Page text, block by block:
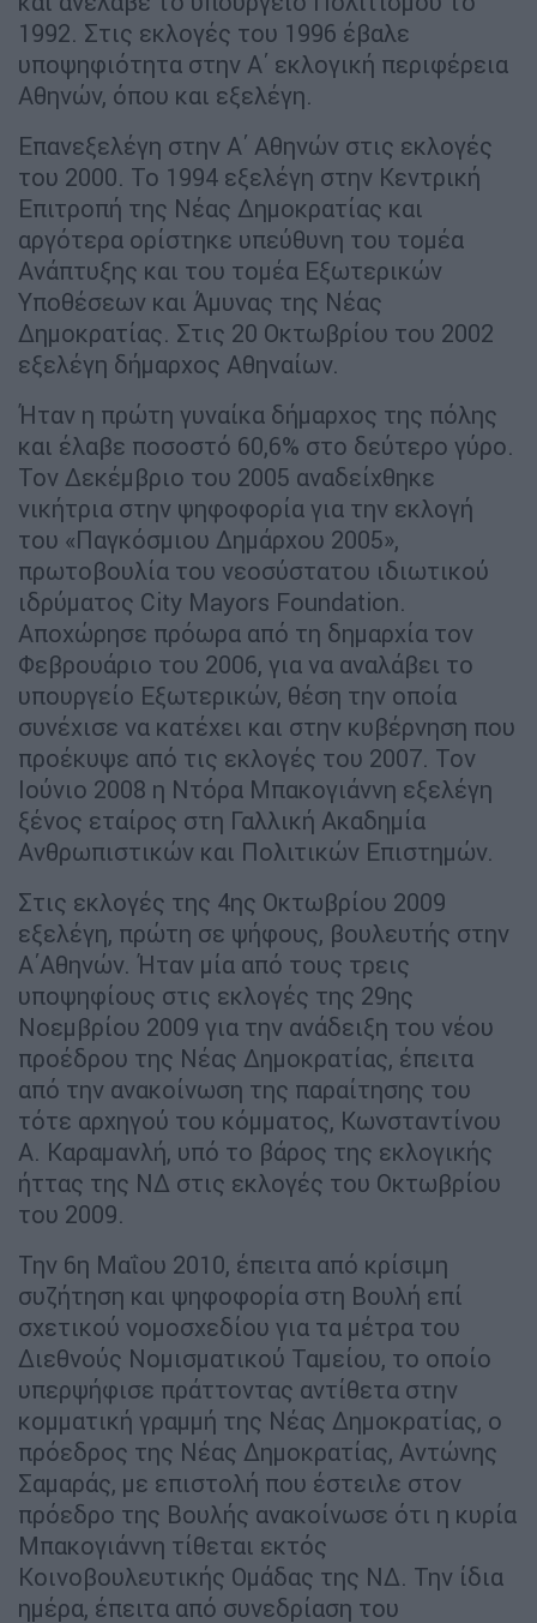
1992. Στις εκλογές του 1996 έβαλε
υποψηφιότητα στην Α΄ εκλογική περιφέρεια
Αθηνών, όπου και εξελέγη.
Επανεξελέγη στην Α΄ Αθηνών στις εκλογές
του 2000. Το 1994 εξελέγη στην Κεντρική
Επιτροπή της Νέας Δημοκρατίας και
αργότερα ορίστηκε υπεύθυνη του τομέα
Ανάπτυξης και του τομέα Εξωτερικών
Υποθέσεων και Άμυνας της Νέας
Δημοκρατίας. Στις 20 Οκτωβρίου του 2002
εξελέγη δήμαρχος Αθηναίων.
Ήταν η πρώτη γυναίκα δήμαρχος της πόλης
και έλαβε ποσοστό 60,6% στο δεύτερο γύρο.
Τον Δεκέμβριο του 2005 αναδείχθηκε
νικήτρια στην ψηφοφορία για την εκλογή
του «Παγκόσμιου Δημάρχου 2005»,
πρωτοβουλία του νεοσύστατου ιδιωτικού
ιδρύματος City Mayors Foundation.
Αποχώρησε πρόωρα από τη δημαρχία τον
Φεβρουάριο του 2006, για να αναλάβει το
υπουργείο Εξωτερικών, θέση την οποία
συνέχισε να κατέχει και στην κυβέρνηση που
προέκυψε από τις εκλογές του 2007. Τον
Ιούνιο 2008 η Ντόρα Μπακογιάννη εξελέγη
ξένος εταίρος στη Γαλλική Ακαδημία
Ανθρωπιστικών και Πολιτικών Επιστημών.
Στις εκλογές της 4ης Οκτωβρίου 2009
εξελέγη, πρώτη σε ψήφους, βουλευτής στην
Α΄Αθηνών. Ήταν μία από τους τρεις
υποψηφίους στις εκλογές της 29ης
Νοεμβρίου 2009 για την ανάδειξη του νέου
προέδρου της Νέας Δημοκρατίας, έπειτα
από την ανακοίνωση της παραίτησης του
τότε αρχηγού του κόμματος, Κωνσταντίνου
Α. Καραμανλή, υπό το βάρος της εκλογικής
ήττας της ΝΔ στις εκλογές του Οκτωβρίου
του 2009.
Την 6η Μαΐου 2010, έπειτα από κρίσιμη
συζήτηση και ψηφοφορία στη Βουλή επί
σχετικού νομοσχεδίου για τα μέτρα του
Διεθνούς Νομισματικού Ταμείου, το οποίο
υπερψήφισε πράττοντας αντίθετα στην
κομματική γραμμή της Νέας Δημοκρατίας, ο
πρόεδρος της Νέας Δημοκρατίας, Αντώνης
Σαμαράς, με επιστολή που έστειλε στον
πρόεδρο της Βουλής ανακοίνωσε ότι η κυρία
Μπακογιάννη τίθεται εκτός
Κοινοβουλευτικής Ομάδας της ΝΔ. Την ίδια
ημέρα, έπειτα από συνεδρίαση του